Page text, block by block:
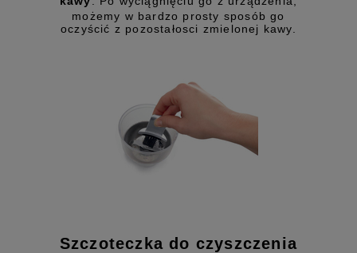
możemy w bardzo prosty sposób go
oczyścić z pozostałosci zmielonej kawy.
Szczoteczka do czyszczenia